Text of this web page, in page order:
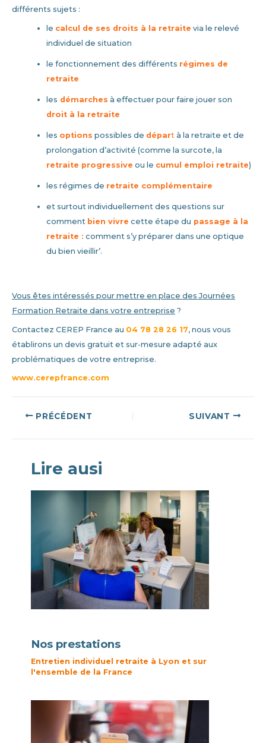
différents sujets :
le calcul de ses droits à la retraite via le relevé
individuel de situation
le fonctionnement des différents régimes de
retraite
les démarches à effectuer pour faire jouer son
droit à la retraite
les options possibles de départ à la retraite et de
prolongation d’activité (comme la surcote, la
retraite progressive ou le cumul emploi retraite)
les régimes de retraite complémentaire
et surtout individuellement des questions sur
comment bien vivre cette étape du passage à la
retraite : comment s’y préparer dans une optique
du bien vieillir’.
Vous êtes intéressés pour mettre en place des Journées
Formation Retraite dans votre entreprise ?
Contactez CEREP France au 04 78 28 26 17, nous vous
établirons un devis gratuit et sur-mesure adapté aux
problématiques de votre entreprise.
www.cerepfrance.com
Navigation
PRÉCÉDENT SUIVANT
Lire ausi
Nos prestations
Entretien individuel retraite à Lyon et sur
l'ensemble de la France